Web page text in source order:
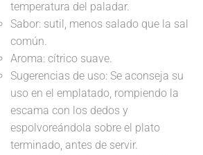
temperatura del paladar.
Sabor: sutil, menos salado que la sal
común.
Aroma: cítrico suave.
Sugerencias de uso: Se aconseja su
uso en el emplatado, rompiendo la
escama con los dedos y
espolvoreándola sobre el plato
terminado, antes de servir.